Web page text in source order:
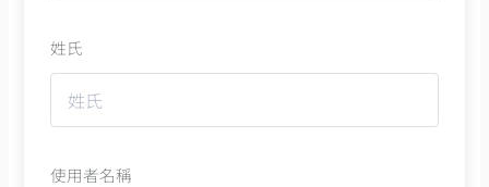
姓氏
使用者名稱